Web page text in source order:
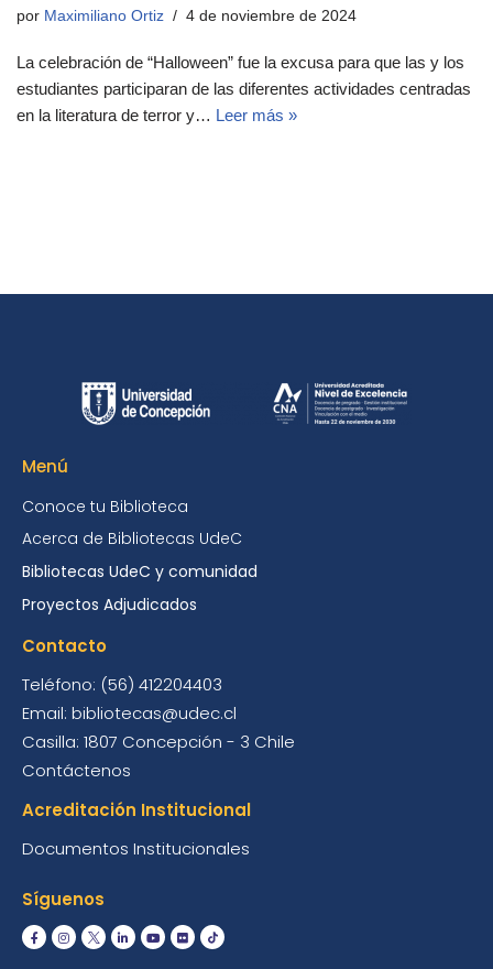
por Maximiliano Ortiz 4 de noviembre de 2024
La celebración de “Halloween” fue la excusa para que las y los
estudiantes participaran de las diferentes actividades centradas
en la literatura de terror y… Leer más »
Menú
Conoce tu Biblioteca
Acerca de Bibliotecas UdeC
Bibliotecas UdeC y comunidad
Proyectos Adjudicados
Contacto
Teléfono: (56) 412204403
Email: bibliotecas@udec.cl
Casilla: 1807 Concepción - 3 Chile
Contáctenos
Acreditación Institucional
Documentos Institucionales
Síguenos